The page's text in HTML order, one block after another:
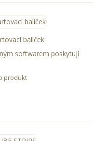
balíček
softwarem poskytují
produkt